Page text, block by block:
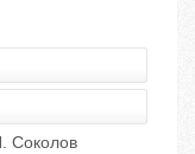
Соколов